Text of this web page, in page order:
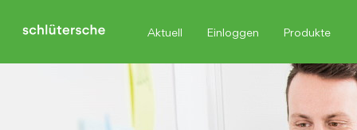
Aktuell Einloggen Produkte